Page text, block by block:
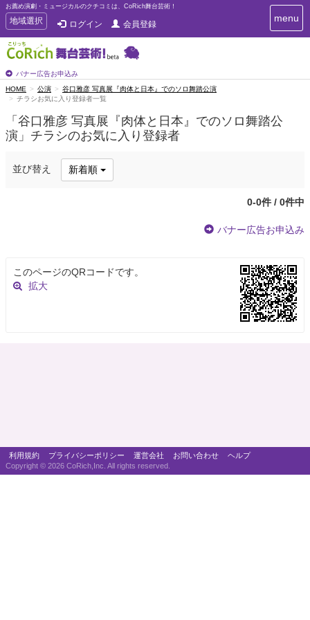
お薦め演劇・ミュージカルのクチコミは、CoRich舞台芸術！
T
o
g
g
e
n
a
v
g
地域選択 ログイン 会員登録
バナー広告お申込み
T
o
a
v
i
n
menu
HOME 公演
谷口雅彦 写真展『肉体と日本』でのソロ舞踏公演
チラシお気に入り登録者一覧
「谷口雅彦 写真展『肉体と日本』でのソロ舞踏公
演」チラシのお気に入り登録者
並び替え 新着順
0-0件 / 0件中
バナー広告お申込み
このページのQRコードです。
拡大
利用規約 プライバシーポリシー 運営会社 お問い合わせ
ヘルプ
Copyright © 2026 CoRich,Inc. All rights reserved.